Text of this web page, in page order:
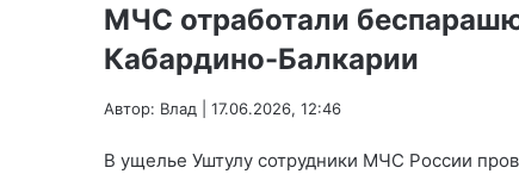
МЧС отработали
Кабардино-Балкарии
Автор: Влад | 17.06.2026, 12:46
В ущелье Уштулу сотрудники МЧС России